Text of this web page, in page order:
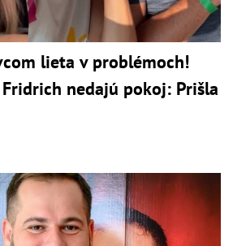
lieta v problémoch!
nedajú pokoj: Prišla